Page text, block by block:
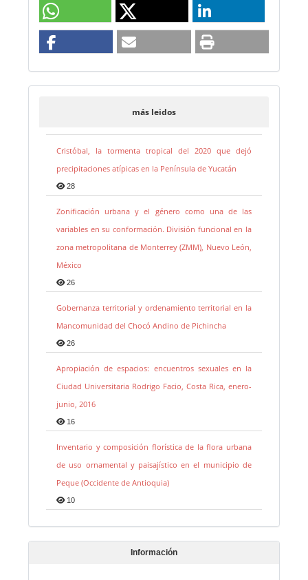
más leidos
Cristóbal, la tormenta tropical del 2020 que dejó
precipitaciones atípicas en la Península de Yucatán
28
Zonificación urbana y el género como una de las
variables en su conformación. División funcional en la
zona metropolitana de Monterrey (ZMM), Nuevo León,
México
26
Gobernanza territorial y ordenamiento territorial en la
Mancomunidad del Chocó Andino de Pichincha
26
Apropiación de espacios: encuentros sexuales en la
Ciudad Universitaria Rodrigo Facio, Costa Rica, enero-
junio, 2016
16
Inventario y composición florística de la flora urbana
de uso ornamental y paisajístico en el municipio de
Peque (Occidente de Antioquia)
10
Información